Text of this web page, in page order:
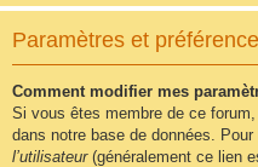
Paramètres et
Comment modifier mes
Si vous êtes membre de ce
dans notre base de données.
l’utilisateur(généralement ce lien